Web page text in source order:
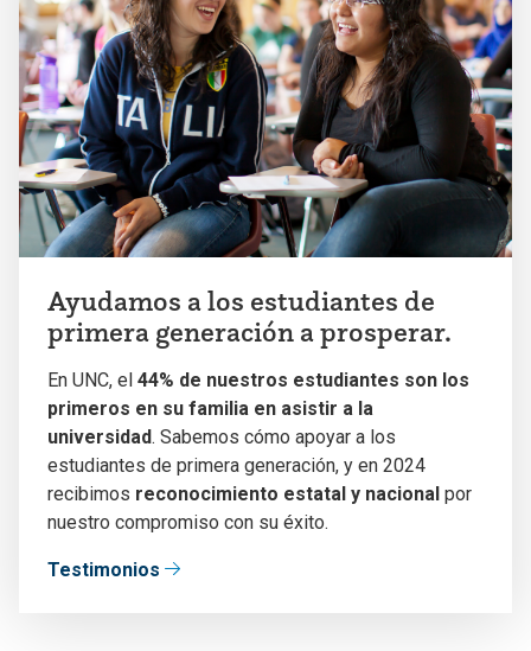
Ayudamos a los estudiantes de
primera generación a prosperar.
En UNC, el 44% de nuestros estudiantes son los
primeros en su familia en asistir a la
universidad. Sabemos cómo apoyar a los
estudiantes de primera generación, y en 2024
recibimos reconocimiento estatal y nacional por
nuestro compromiso con su éxito.
Testimonios